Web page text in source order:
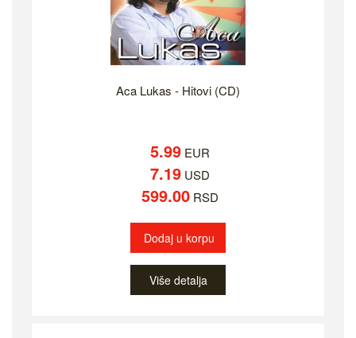
Aca Lukas - Hitovi (CD)
5.99 EUR
7.19 USD
599.00 RSD
Dodaj u korpu
Više detalja